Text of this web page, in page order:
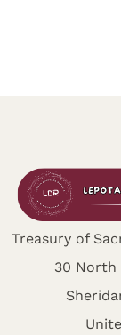
Treasury of
30